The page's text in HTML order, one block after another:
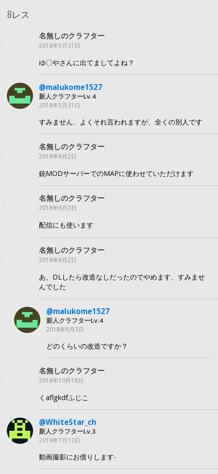
8レス
名無しのクラフター
2018年5月31日
ゆ〇やさんに出てましてよね？
@malukome1527
新人クラフターLv.4
2018年5月31日
すみません、よくそれ言われますが、全くの別人です
名無しのクラフター
2018年6月2日
銃MODサーバーでのMAPに使わせていただけます
名無しのクラフター
2018年6月2日
配信にも使います
名無しのクラフター
2018年6月2日
あ、DLしたら改造なしだったのでやめます、すみませ
んでした
@malukome1527
新人クラフターLv.4
2018年6月3日
どのくらいの改造ですか？
名無しのクラフター
2018年10月18日
くaflgkdfふじこ
@WhiteStar_ch
新人クラフターLv.3
2019年7月12日
動画撮影にお借りします-